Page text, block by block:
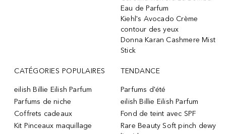
Eau de Parfum
Kiehl's Avocado Crème
contour des yeux
Donna Karan Cashmere Mist
Stick
CATÉGORIES POPULAIRES
eilish Billie Eilish Parfum
Parfums de niche
Coffrets cadeaux
Kit Pinceaux maquillage
TENDANCE
Parfums d'été
eilish Billie Eilish Parfum
Fond de teint avec SPF
Rare Beauty Soft pinch dewy